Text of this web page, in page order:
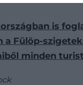
is
a Fülöp-
minden